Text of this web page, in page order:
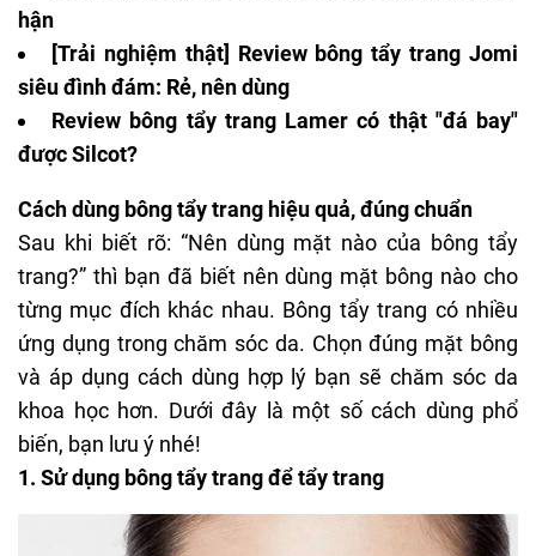
hận
[Trải nghiệm thật] Review bông tẩy trang Jomi
siêu đình đám: Rẻ, nên dùng
Review bông tẩy trang Lamer có thật "đá bay"
được Silcot?
Cách dùng bông tẩy trang hiệu quả, đúng chuẩn
Sau khi biết rõ: “Nên dùng mặt nào của bông tẩy
trang?” thì bạn đã biết nên dùng mặt bông nào cho
từng mục đích khác nhau. Bông tẩy trang có nhiều
ứng dụng trong chăm sóc da. Chọn đúng mặt bông
và áp dụng cách dùng hợp lý bạn sẽ chăm sóc da
khoa học hơn. Dưới đây là một số cách dùng phổ
biến, bạn lưu ý nhé!
1. Sử dụng bông tẩy trang để tẩy trang